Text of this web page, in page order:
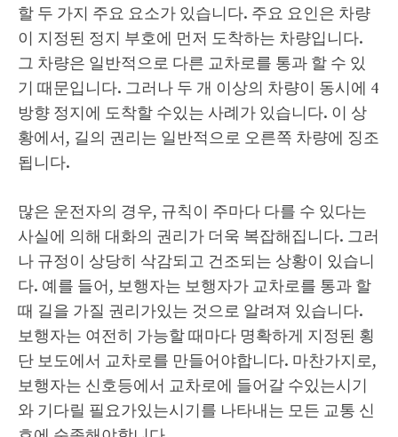
할 두 가지 주요 요소가 있습니다. 주요 요인은 차량
이 지정된 정지 부호에 먼저 도착하는 차량입니다.
그 차량은 일반적으로 다른 교차로를 통과 할 수 있
기 때문입니다. 그러나 두 개 이상의 차량이 동시에 4
방향 정지에 도착할 수있는 사례가 있습니다. 이 상
황에서, 길의 권리는 일반적으로 오른쪽 차량에 징조
됩니다.
많은 운전자의 경우, 규칙이 주마다 다를 수 있다는
사실에 의해 대화의 권리가 더욱 복잡해집니다. 그러
나 규정이 상당히 삭감되고 건조되는 상황이 있습니
다. 예를 들어, 보행자는 보행자가 교차로를 통과 할
때 길을 가질 권리가있는 것으로 알려져 있습니다.
보행자는 여전히 가능할 때마다 명확하게 지정된 횡
단 보도에서 교차로를 만들어야합니다. 마찬가지로,
보행자는 신호등에서 교차로에 들어갈 수있는시기
와 기다릴 필요가있는시기를 나타내는 모든 교통 신